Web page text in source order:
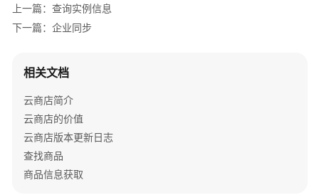
南
么
加
入
云
商
店
上一篇：查询实例信息
下一篇：企业同步
相关文档
云商店简介
云商店的价值
云商店版本更新日志
查找商品
商品信息获取